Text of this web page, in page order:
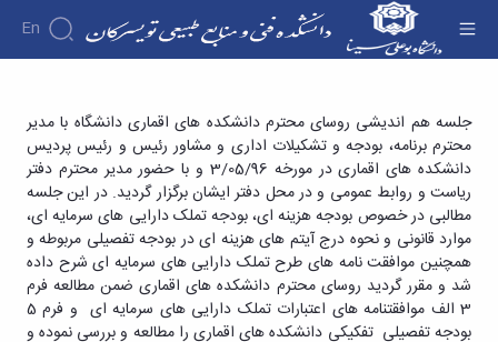
En
دانشکده
درباره
دانشکده
تاریخچه
ریاست
دانشکده
رؤسای
پیشین
آلبوم
عکس
آموزش
آموزش
تقویم
آموزشی
دروس
ارائه
شده
دوره
کارشناسی
پژوهش
پژوهش
اولویت
های
پژوهشی
فرم
های
پژوهشی
اساتید
اساتید
دانشکده
اساتید
بازنشسته
کارکنان
آموزشی
گروه
های
آموزشی
مهندسی
جلسه هم اندیشی روسای محترم دانشکده های
اقماری با مدیر محترم برنامه، بودجه و تشکیلات
اداری و رئیس محترم دفتر ریاست و روابط عمومی
دانشگاه - دانشکده فنی و منابع طبیعی تویسرکان
جلسه هم اندیشی روسای محترم دانشکده های اقماری دانشگاه با مدیر
محترم برنامه، بودجه و تشکیلات اداری و مشاور رئیس و رئیس پردیس
دانشکده های اقماری در مورخه 3/05/96 و با حضور مدیر محترم دفتر
ریاست و روابط عمومی و در محل دفتر ایشان برگزار گردید. در این جلسه
مطالبی در خصوص بودجه هزینه ای، بودجه تملک دارایی های سرمایه ای،
موارد قانونی و نحوه درج آیتم های هزینه ای در بودجه تفصیلی مربوطه و
همچنین موافقت نامه های طرح تملک دارایی های سرمایه ای شرح داده
شد و مقرر گردید روسای محترم دانشکده های اقماری ضمن مطالعه فرم
3 الف موافقتنامه های اعتبارات تملک دارایی های سرمایه ای و فرم 5
بودجه تفصیلی تفکیکی دانشکده های اقماری را مطالعه و بررسی نموده و